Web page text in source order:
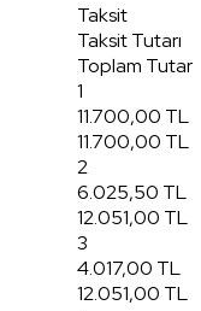
Taksit
Taksit Tutarı
Toplam Tutar
1
11.700,00 TL
11.700,00 TL
2
6.025,50 TL
12.051,00 TL
3
4.017,00 TL
12.051,00 TL